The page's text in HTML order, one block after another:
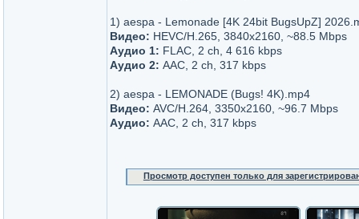
1) aespa - Lemonade [4K 24bit BugsUpZ]
Видео: HEVC/H.265, 3840x2160, ~88.5 Mbps
Аудио 1: FLAC, 2 ch, 4 616 kbps
Аудио 2: AAC, 2 ch, 317 kbps
2) aespa - LEMONADE (Bugs! 4K).mp4
Видео: AVC/H.264, 3350x2160, ~96.7 Mbps
Аудио: AAC, 2 ch, 317 kbps
Просмотр доступен только для